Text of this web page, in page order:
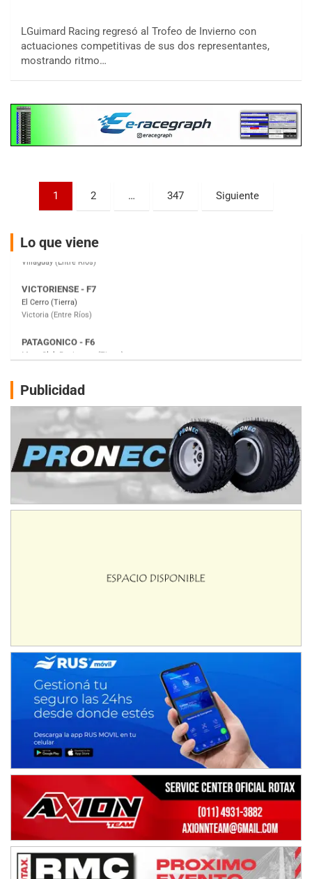
LGuimard Racing regresó al Trofeo de Invierno con
actuaciones competitivas de sus dos representantes,
mostrando ritmo…
Paginación
entradas
1 2 … 347 Siguiente
Lo que viene
COBERTURA ESPECIAL DE E-KART.COM.AR
08/09-AGO
IAME SERIES ARGENTINA 6
Ramiro Tot (Asfalto)
KDO - F6
Ciudad de Trenque Lauquen (Asfalto)
Trenque Lauquen (Buenos Aires)
Parque de la Velocidad (Asfalto)
Villaguay (Entre Ríos)
El Cerro (Tierra)
Victoria (Entre Ríos)
Moto Club Reginense (Tierra)
Gral. E. Godoy (Río Negro)
Juventud Unida (Tierra)
NORESTE SANTAFESINO - F6
Ciudad de Avellaneda (Asfalto)
Avellaneda (Santa Fe)
SUR SANTAFESINO - F4
José Samuel Sánchez (Tierra)
Rufino (Santa Fe)
Juan Navarro (Asfalto)
IAME SERIES ARGENTINA 6
Ciudad de Trenque Lauquen (Asfalto)
Trenque Lauquen (Buenos Aires)
ENTRERRIANO - F6 (POSTERGADA)
Parque de la Velocidad (Asfalto)
Villaguay (Entre Ríos)
VICTORIENSE - F7
El Cerro (Tierra)
PATAGONICO - F6
Moto Club Reginense (Tierra)
Gral. E. Godoy (Río Negro)
CSK - F7
Juventud Unida (Tierra)
Humboldt (Santa Fe)
Publicidad